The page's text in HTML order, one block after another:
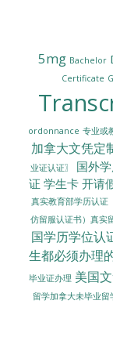
5mg Bachelor
Certificate
ordonnance 专业或
加拿大文凭定
业证认证〗
国外
证 学生卡 开请
真实教育部学历认证
仿留服认证书）真实
国学历学位认
生都必须办理
毕业证办理 美国
留学加拿大未毕业留